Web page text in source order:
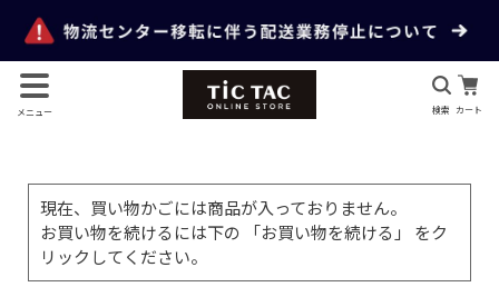
メニュー 検索 カート
現在、買い物かごには商品が入っておりません。
お買い物を続けるには下の 「お買い物を続ける」 をク
リックしてください。